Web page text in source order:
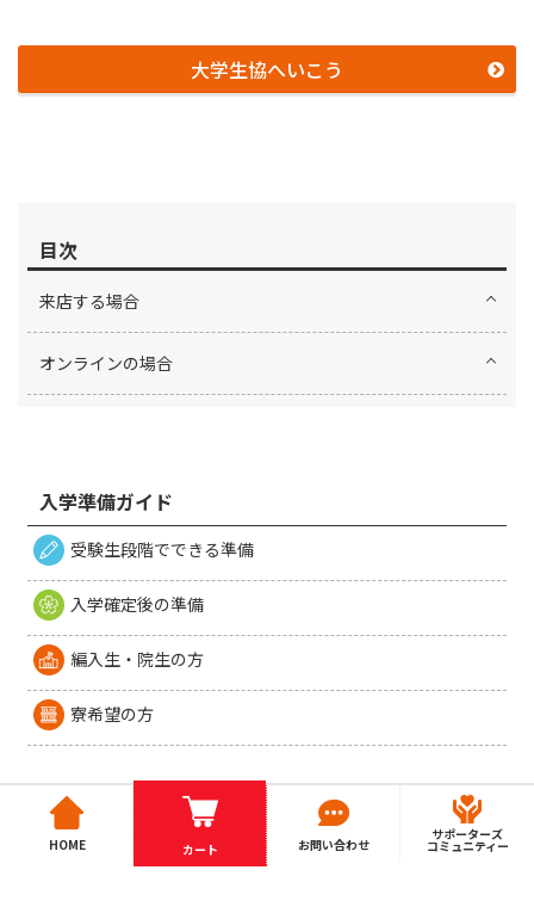
大学生協へいこう
目次
来店する場合
オンラインの場合
入学準備ガイド
受験生段階でできる準備
入学確定後の準備
編入生・院生の方
寮希望の方
HOME カート お問い合わせ
サポーターズ
コミュニティー